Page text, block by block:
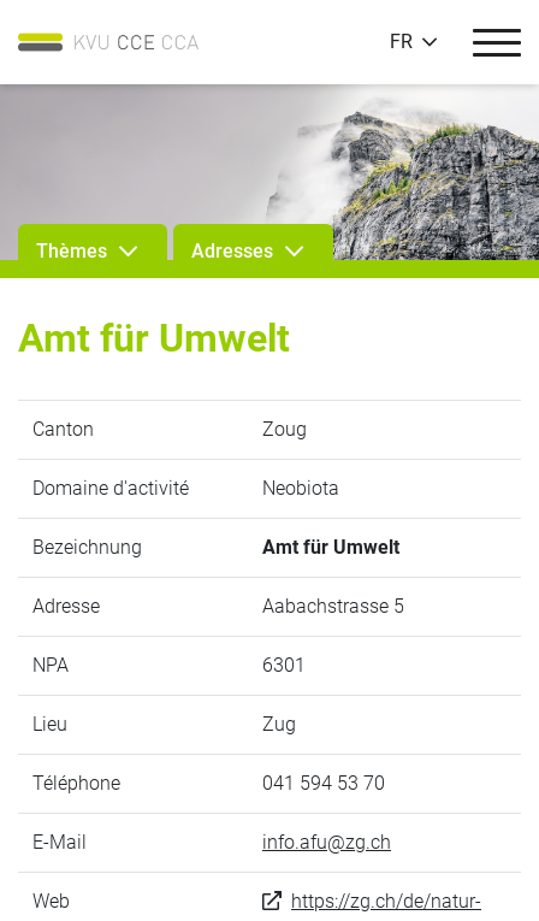
FR
Thèmes Adresses
Amt für Umwelt
Canton Zoug
Domaine d'activité Neobiota
Bezeichnung Amt für Umwelt
Adresse Aabachstrasse 5
NPA 6301
Lieu Zug
Téléphone 041 594 53 70
E-Mail info.afu@zg.ch
Web
https://zg.ch/de/natur-